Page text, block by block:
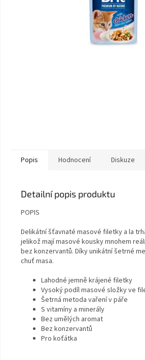
Popis Hodnocení Diskuze
Detailní popis produktu
POPIS
Delikátní šťavnaté masové filetky a la
jelikož mají masové kousky mnohem
bez konzervantů. Díky unikátní šetrné
chuť masa.
Lahodné jemně krájené filetky
Vysoký podíl masové složky ve
Šetrná metoda vaření v páře
S vitamíny a minerály
Bez umělých aromat
Bez konzervantů
Pro koťátka